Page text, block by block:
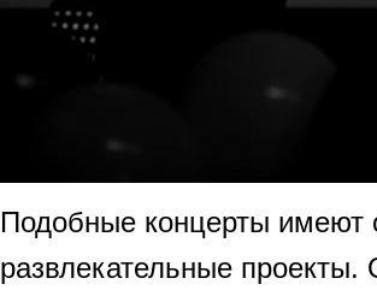
Подобные концерты имеют
развлекательные